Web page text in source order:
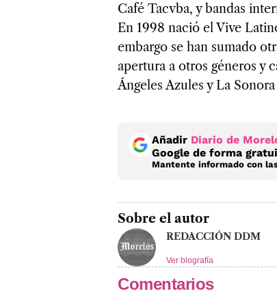
Café Tacvba, y bandas
En 1998 nació el Vive
embargo se han sumado
apertura a otros géneros y
Ángeles Azules y La
Añadir Diario de
Google de forma
Mantente informado con
Sobre el autor
REDACCIÓN DDM
Ver biografía
Comentarios